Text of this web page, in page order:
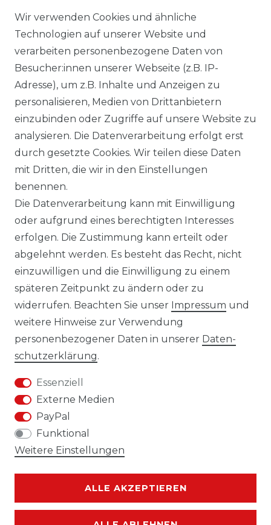
Ausgezeichneter Service
Versandbedingungen
14 Tage Rückgaberecht
Impressum Daten­schutz­erklärung
VERTRAG WIDERRUFEN
Wir verwenden Cookies und ähnliche
Technologien auf unserer Website und
verarbeiten personenbezogene Daten von
Besucher:innen unserer Webseite (z.B. IP-
Adresse), um z.B. Inhalte und Anzeigen zu
personalisieren, Medien von Drittanbietern
einzubinden oder Zugriffe auf unsere Website zu
analysieren. Die Datenverarbeitung erfolgt erst
durch gesetzte Cookies. Wir teilen diese Daten
mit Dritten, die wir in den Einstellungen
benennen.
Die Datenverarbeitung kann mit Einwilligung
oder aufgrund eines berechtigten Interesses
erfolgen. Die Zustimmung kann erteilt oder
abgelehnt werden. Es besteht das Recht, nicht
einzuwilligen und die Einwilligung zu einem
späteren Zeitpunkt zu ändern oder zu
widerrufen. Beachten Sie unser Impressum und
weitere Hinweise zur Verwendung
personenbezogener Daten in unserer Daten­
schutz­erklärung.
Essenziell
Externe Medien
PayPal
Funktional
Weitere Einstellungen
ALLE AKZEPTIEREN